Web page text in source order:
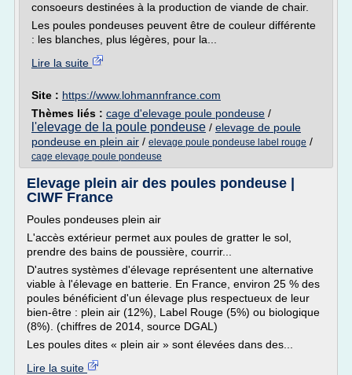
consoeurs destinées à la production de viande de chair.
Les poules pondeuses peuvent être de couleur différente
: les blanches, plus légères, pour la...
Lire la suite
Site : https://www.lohmannfrance.com
Thèmes liés : cage d'elevage poule pondeuse /
l'elevage de la poule pondeuse / elevage de poule
pondeuse en plein air / elevage poule pondeuse label rouge /
cage elevage poule pondeuse
Elevage plein air des poules pondeuse |
CIWF France
Poules pondeuses plein air
L'accès extérieur permet aux poules de gratter le sol,
prendre des bains de poussière, courrir...
D'autres systèmes d'élevage représentent une alternative
viable à l'élevage en batterie. En France, environ 25 % des
poules bénéficient d'un élevage plus respectueux de leur
bien-être : plein air (12%), Label Rouge (5%) ou biologique
(8%). (chiffres de 2014, source DGAL)
Les poules dites « plein air » sont élevées dans des...
Lire la suite